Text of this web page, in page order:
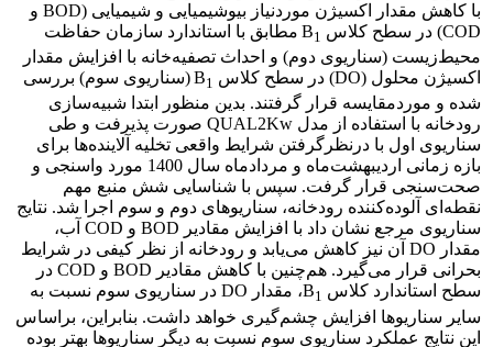
با کاهش مقدار اکسیژن موردنیاز بیوشیمیایی و شیمیایی (BOD و
COD) در سطح کلاس B
1
مطابق با استاندارد سازمان حفاظت
محیط‌زیست (سناریوی دوم) و احداث تصفیه‌خانه با افزایش مقدار
اکسیژن محلول (DO) در سطح کلاس B
1
(سناریوی سوم) بررسی
شده و موردمقایسه قرار گرفتند. بدین منظور ابتدا شبیه‌سازی
رودخانه با استفاده از مدل QUAL2Kw صورت پذیرفت و طی
سناریوی اول با درنظرگرفتن شرایط واقعی تخلیه آلاینده‌ها برای
بازه زمانی اردیبهشت‌ماه و مرداد‌ماه سال 1400 مورد واسنجی و
صحت‌سنجی قرار گرفت. سپس با شناسایی شش منبع مهم
نقطه‌ای آلوده‌کننده رودخانه، سناریوهای دوم و سوم اجرا شد. نتایج
سناریوی مرجع نشان داد با افزایش مقادیر BOD و COD آب،
مقدار DO آن نیز کاهش می‌یابد و رودخانه از نظر کیفی در شرایط
بحرانی قرار می‌گیرد. هم‌چنین با کاهش مقادیر BOD و COD در
سطح استاندارد کلاس B 1
، مقدار DO در سناریوی سوم نسبت به
سایر سناریوها افزایش چشم‌گیری خواهد داشت. بنابراین، بر‌اساس
این نتایج عملکرد سناریوی سوم نسبت به دیگر سناریوها بهتر بوده